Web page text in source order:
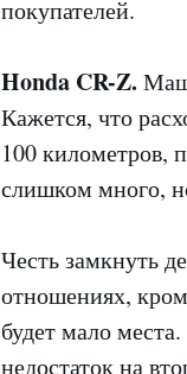
покупателей.
Honda CR-Z.
Кажется, что
100 километров,
слишком много,
Честь замкнуть
отношениях,
будет мало
недостаток на